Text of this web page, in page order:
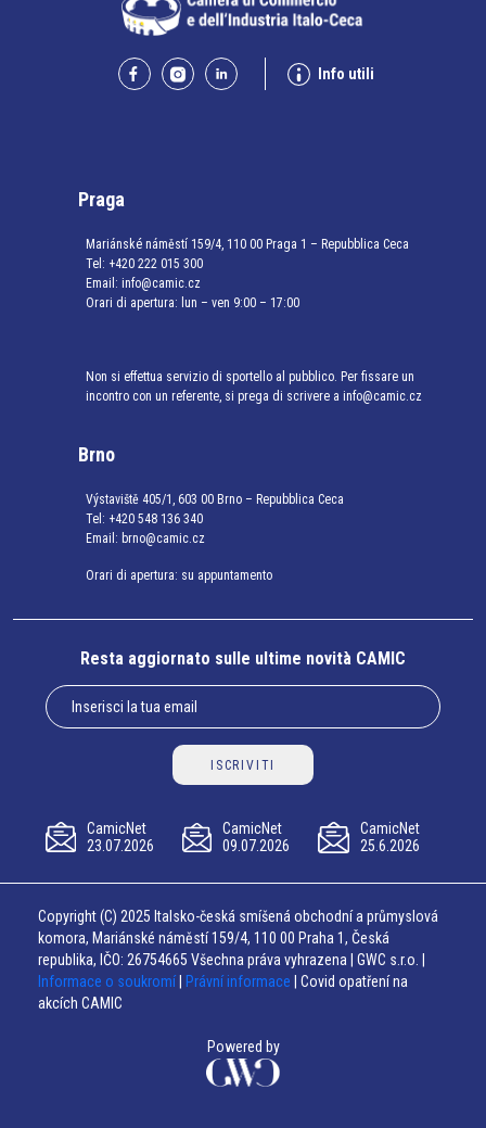
Info utili
Praga
Mariánské náměstí 159/4, 110 00 Praga 1 – Repubblica Ceca
Tel: +420 222 015 300
Email: info@camic.cz
Orari di apertura: lun – ven 9:00 – 17:00
Non si effettua servizio di sportello al pubblico. Per fissare un
incontro con un referente, si prega di scrivere a info@camic.cz
Brno
Výstaviště 405/1, 603 00 Brno – Repubblica Ceca
Tel: +420 548 136 340
Email: brno@camic.cz
Orari di apertura: su appuntamento
Resta aggiornato sulle ultime novità CAMIC
ISCRIVITI
CamicNet
23.07.2026
CamicNet
09.07.2026
CamicNet
25.6.2026
Copyright (C) 2025 Italsko-česká smíšená obchodní a průmyslová
komora, Mariánské náměstí 159/4, 110 00 Praha 1, Česká
republika, IČO: 26754665 Všechna práva vyhrazena | GWC s.r.o. |
Informace o soukromí
Právní informace | Covid opatření na
akcích CAMIC
Powered by